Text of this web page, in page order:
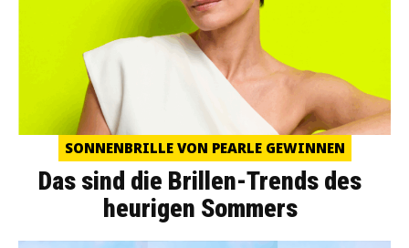
SONNENBRILLE VON PEARLE GEWINNEN
Das sind die Brillen-Trends des
heurigen Sommers